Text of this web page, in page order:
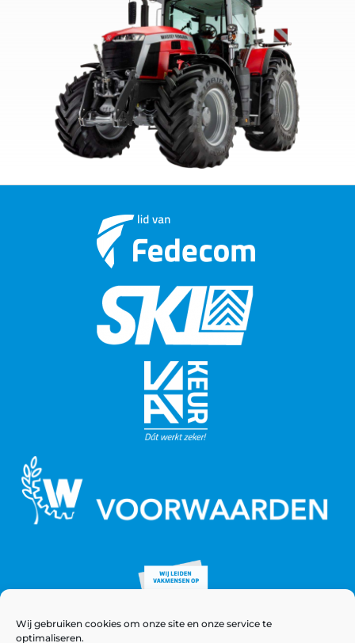
Wij gebruiken cookies om onze site en onze service te
optimaliseren.